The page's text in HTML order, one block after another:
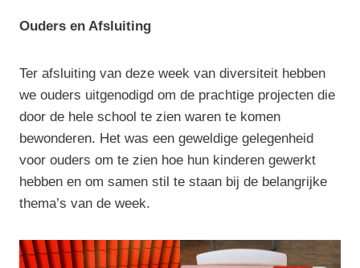
Ouders en Afsluiting
Ter afsluiting van deze week van diversiteit hebben
we ouders uitgenodigd om de prachtige projecten die
door de hele school te zien waren te komen
bewonderen. Het was een geweldige gelegenheid
voor ouders om te zien hoe hun kinderen gewerkt
hebben en om samen stil te staan bij de belangrijke
thema’s van de week.